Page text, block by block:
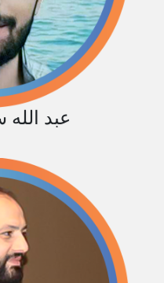
عبد